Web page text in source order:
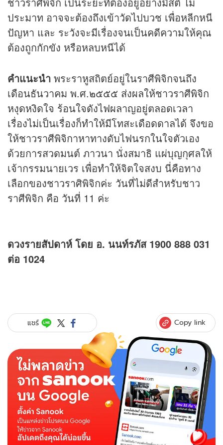
ประมาท อาจจะต้องถึงเข้าวัดไปบวช เพื่อหลีกหนี
ปัญหา และ ระวังจะมีเรื่องจนเป็นคดีความให้คุณ
ต้องถูกกักขัง หรือหลบหนีได้
คำแนะนำ พระราหูสถิตย์อยู่ในราศีพิจิกจนถึง
เดือนธันวาคม พ.ศ.๒๕๕๕ ส่งผลให้ชาวราศีพิจิก
หงุดหงิดใจ ร้อนใจดังไฟผลาญอยู่ตลอดเวลา
เรื่องไม่เป็นเรื่องก็ทำให้มีโทสะเดือดดาลได้ จึงขอ
ให้ชาวราศีพิจิกาหาทางดับไฟนรกในใจตัวเอง
ด้วยการสวดมนต์ ภาวนา นั่งสมาธิ แผ่บุญกุศลให้
เจ้ากรรมนายเวร เพื่อทำให้จิตใจสงบ นี่คือทาง
เลือกของชาวราศิพิจิกค่ะ วันที่ไม่ดีสำหรับชาว
ราศีพิจิก คือ วันที่ 11 ค่ะ
ดวงรายสัปดาห์ โดย อ. นนท์รภัส 1900 888 031
ต่อ 1024
แชร์ Copy link